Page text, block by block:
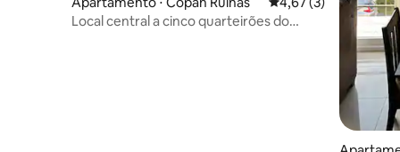
Local central a cinco quarteirões do